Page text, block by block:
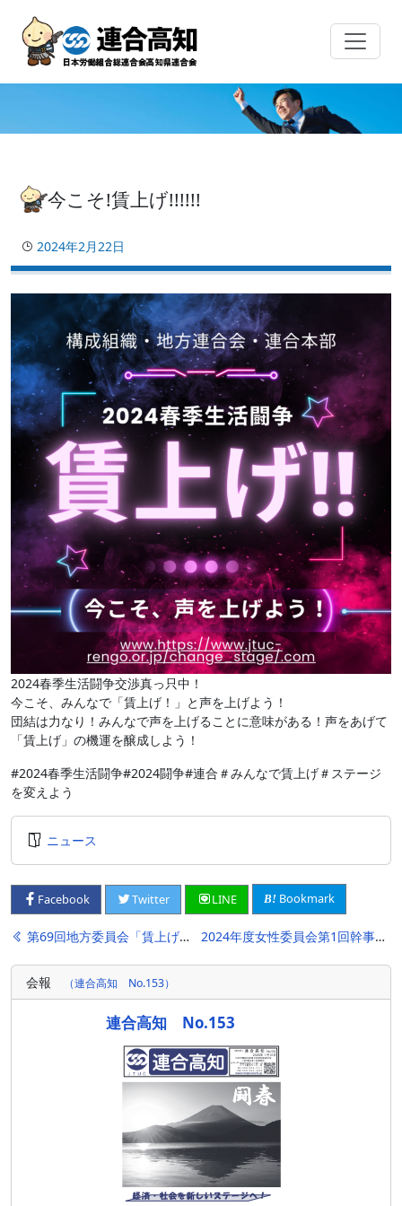
content
今こそ!賃上げ!!!!!!
2024年2月22日
2024春季生活闘争交渉真っ只中！
今こそ、みんなで「賃上げ！」と声を上げよう！
団結は力なり！みんなで声を上げることに意味がある！声をあげて
「賃上げ」の機運を醸成しよう！
#2024春季生活闘争#2024闘争#連合＃みんなで賃上げ＃ステージ
を変えよう
ニュース
Facebook Twitter LINE Bookmark
投
稿
ナ
第69回地方委員会「賃上げこそが経済好循環!」 2024年度女性委員会第1回幹事会を開催
会報 （連合高知 No.153）
連合高知 No.153